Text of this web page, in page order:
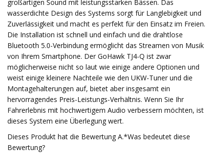
großartigen Sound mit leistungsstarken Bässen. Das
wasserdichte Design des Systems sorgt für Langlebigkeit und
Zuverlässigkeit und macht es perfekt für den Einsatz im Freien.
Die Installation ist schnell und einfach und die drahtlose
Bluetooth 5.0-Verbindung ermöglicht das Streamen von Musik
von Ihrem Smartphone. Der GoHawk TJ4-Q ist zwar
möglicherweise nicht so laut wie einige andere Optionen und
weist einige kleinere Nachteile wie den UKW-Tuner und die
Montagehalterungen auf, bietet aber insgesamt ein
hervorragendes Preis-Leistungs-Verhältnis. Wenn Sie Ihr
Fahrerlebnis mit hochwertigem Audio verbessern möchten, ist
dieses System eine Überlegung wert.
Dieses Produkt hat die Bewertung A.*Was bedeutet diese
Bewertung?